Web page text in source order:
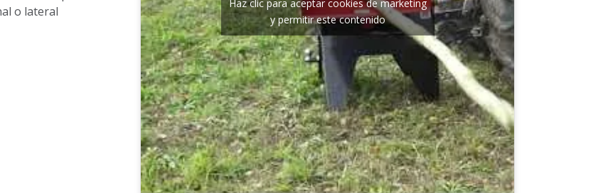
o lateral
Haz clic para aceptar cookies de marketing
y permitir este contenido